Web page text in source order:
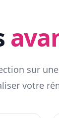
sur
votre